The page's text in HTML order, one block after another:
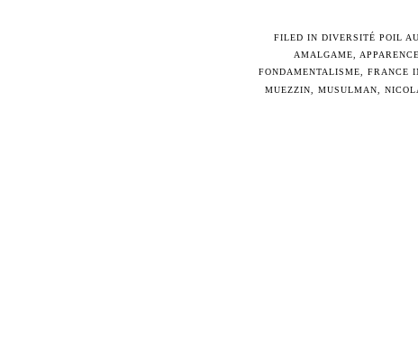
FILED IN DIVERSITÉ POIL
AMALGAME
APPARENCE
FONDAMENTALISME
FRANCE
MUEZZIN
,MUSULMAN ,